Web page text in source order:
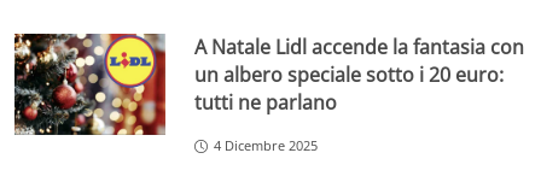
A Natale Lidl accende la fantasia con
un albero speciale sotto i 20 euro:
tutti ne parlano
4 Dicembre 2025